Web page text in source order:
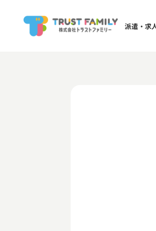
派遣・求